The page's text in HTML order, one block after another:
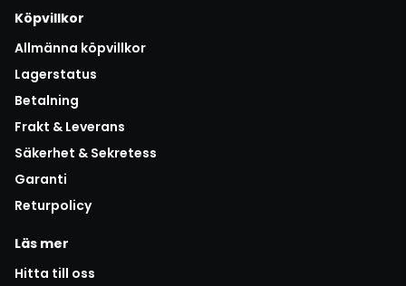
Köpvillkor
Allmänna köpvillkor
Lagerstatus
Betalning
Frakt & Leverans
Säkerhet & Sekretess
Garanti
Returpolicy
Läs mer
Hitta till oss